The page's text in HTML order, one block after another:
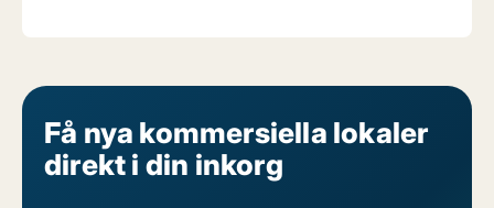
Få nya kommersiella lokaler
direkt i din inkorg